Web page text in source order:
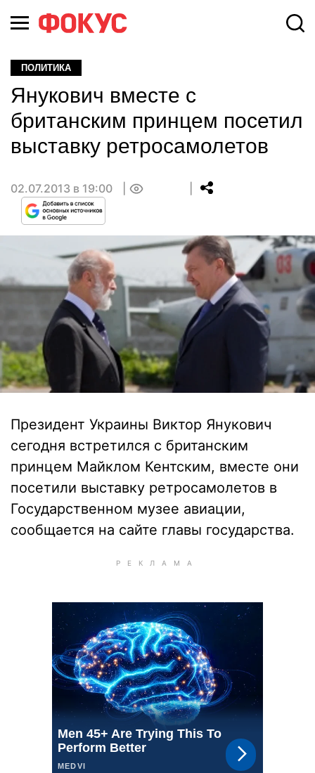
ПОЛИТИКА
Янукович вместе с
британским принцем посетил
выставку ретросамолетов
02.07.2013 в 19:00
Президент Украины Виктор Янукович
сегодня встретился с британским
принцем Майклом Кентским, вместе они
посетили выставку ретросамолетов в
Государственном музее авиации,
сообщается на сайте главы государства.